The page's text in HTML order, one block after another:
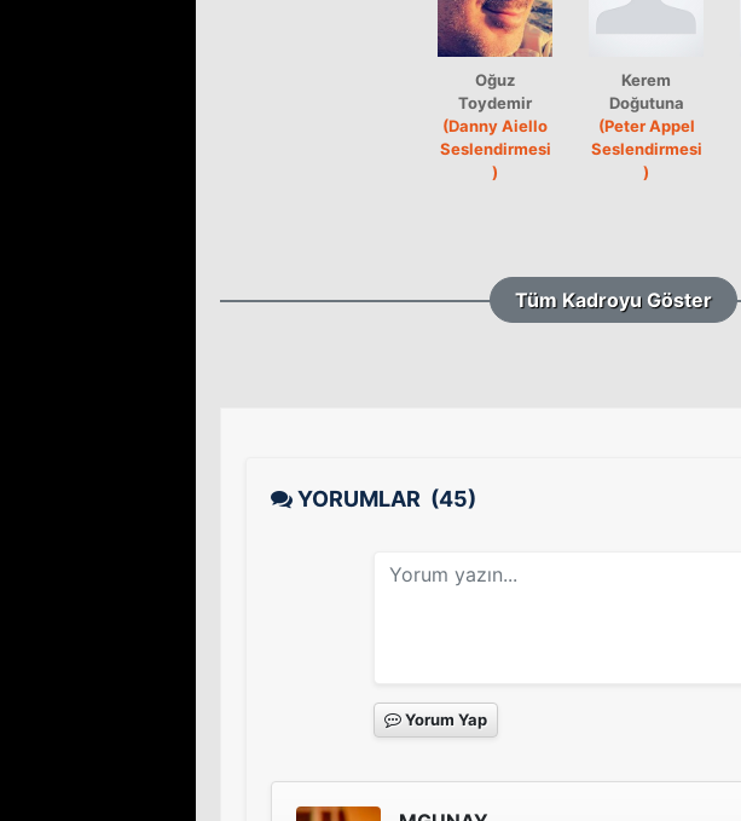
Oğuz
Toydemir
(Danny Aiello
Seslendirmesi
)
Kerem
Doğutuna
(Peter Appel
Seslendirmesi
)
Tüm Kadroyu Göster
YORUMLAR (45)
Yorum Yap